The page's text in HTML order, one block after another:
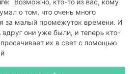
Возможно, кто-то из вас, кому
о том, что очень много
за малый промежуток времени. И
вдруг они уже были, и теперь кто-
их в свет с помощью